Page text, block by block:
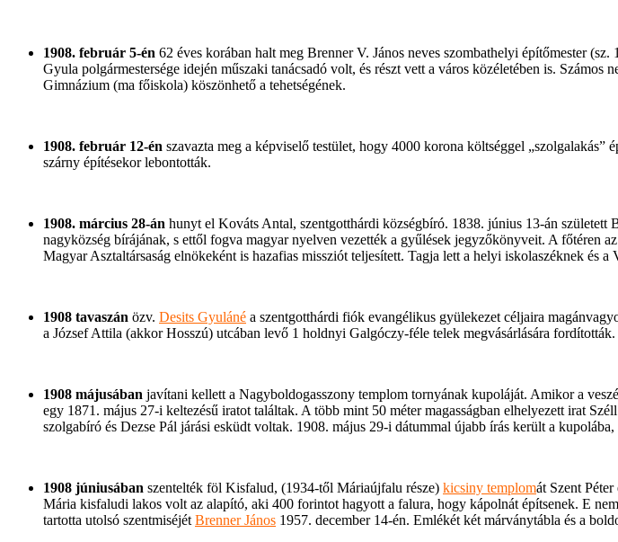
1908. február 5-én 62 éves korában halt meg Brenner V. János neves szombathelyi építőmester
Gyula polgármestersége idején műszaki tanácsadó volt, és részt vett a város közéletében is.
Gimnázium (ma főiskola) köszönhető a tehetségének.
1908. február 12-én szavazta meg a képviselő testület, hogy 4000 korona költséggel
szárny építésekor lebontották.
1908. március 28-án hunyt el Kováts Antal, szentgotthárdi községbíró. 1838. június 13-án
nagyközség bírájának, s ettől fogva magyar nyelven vezették a gyűlések jegyzőkönyveit. A főtéren
Magyar Asztaltársaság elnökeként is hazafias missziót teljesített. Tagja lett a helyi iskolaszéknek és a
1908 tavaszán özv. Desits Gyuláné a szentgotthárdi fiók evangélikus gyülekezet céljaira
a József Attila (akkor Hosszú) utcában levő 1 holdnyi Galgóczy-féle telek megvásárlására
1908 májusában javítani kellett a Nagyboldogasszony templom tornyának kupoláját. Amikor a
egy 1871. május 27-i keltezésű iratot találtak. A több mint 50 méter magasságban elhelyezett irat
szolgabíró és Dezse Pál járási esküdt voltak. 1908. május 29-i dátummal újabb írás került a
1908 júniusában szentelték föl Kisfalud, (1934-től Máriaújfalu része) kicsiny templomát Szent
Mária kisfaludi lakos volt az alapító, aki 400 forintot hagyott a falura, hogy kápolnát építsenek. E
tartotta utolsó szentmiséjét Brenner János 1957. december 14-én. Emlékét két márványtábla és a